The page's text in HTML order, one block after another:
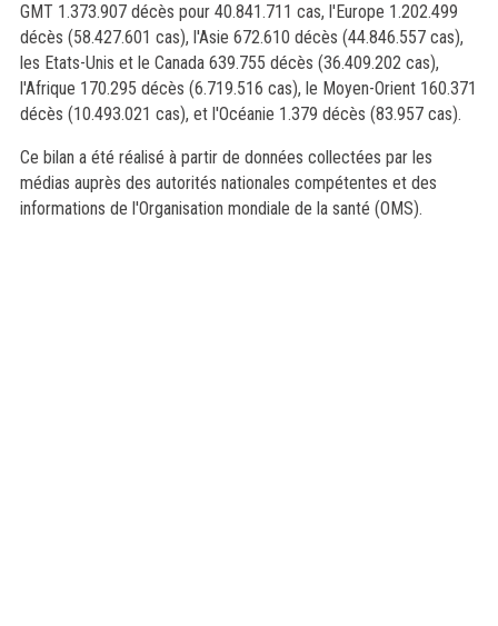
GMT 1.373.907 décès pour 40.841.711 cas, l'Europe 1.202.499
décès (58.427.601 cas), l'Asie 672.610 décès (44.846.557 cas),
les Etats-Unis et le Canada 639.755 décès (36.409.202 cas),
l'Afrique 170.295 décès (6.719.516 cas), le Moyen-Orient 160.371
décès (10.493.021 cas), et l'Océanie 1.379 décès (83.957 cas).
Ce bilan a été réalisé à partir de données collectées par les
médias auprès des autorités nationales compétentes et des
informations de l'Organisation mondiale de la santé (OMS).